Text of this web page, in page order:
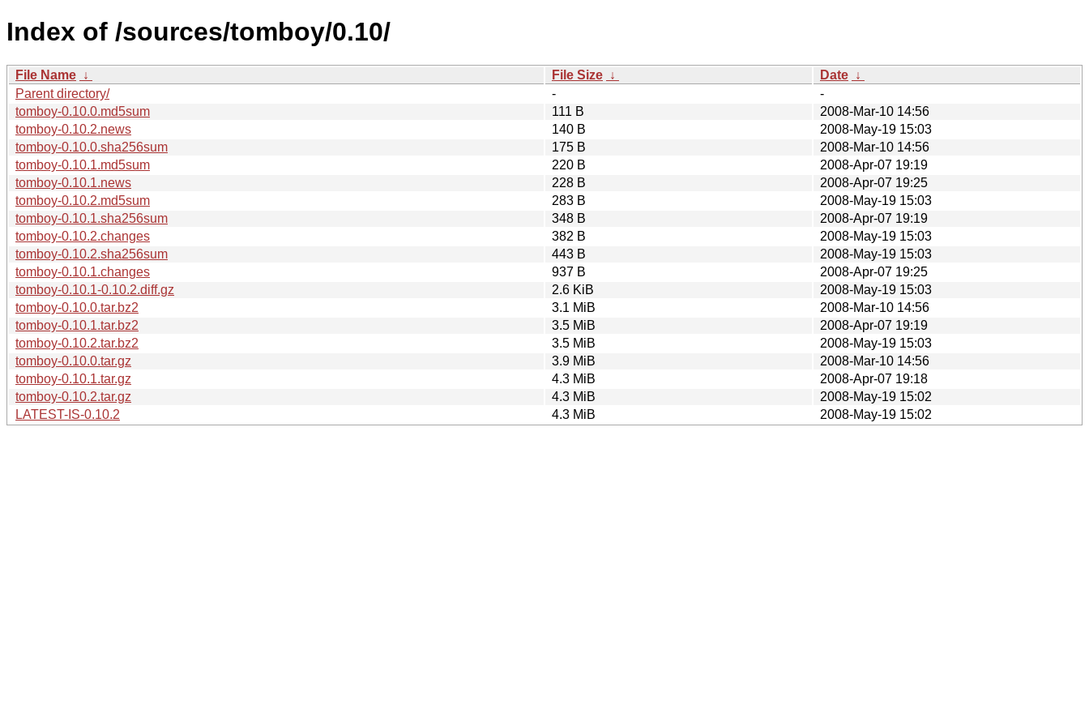
Index of /sources/tomboy/0.10/
File Name ↓ File Size ↓ Date ↓
Parent directory/
-
-
tomboy-0.10.0.md5sum
111 B
2008-Mar-10 14:56
tomboy-0.10.2.news
140 B
2008-May-19 15:03
tomboy-0.10.0.sha256sum
175 B
2008-Mar-10 14:56
tomboy-0.10.1.md5sum
220 B
2008-Apr-07 19:19
tomboy-0.10.1.news
228 B
2008-Apr-07 19:25
tomboy-0.10.2.md5sum
283 B
2008-May-19 15:03
tomboy-0.10.1.sha256sum
348 B
2008-Apr-07 19:19
tomboy-0.10.2.changes
382 B
2008-May-19 15:03
tomboy-0.10.2.sha256sum
443 B
2008-May-19 15:03
tomboy-0.10.1.changes
937 B
2008-Apr-07 19:25
tomboy-0.10.1-0.10.2.diff.gz
2.6 KiB
2008-May-19 15:03
tomboy-0.10.0.tar.bz2
3.1 MiB
2008-Mar-10 14:56
tomboy-0.10.1.tar.bz2
3.5 MiB
2008-Apr-07 19:19
tomboy-0.10.2.tar.bz2
3.5 MiB
2008-May-19 15:03
tomboy-0.10.0.tar.gz
3.9 MiB
2008-Mar-10 14:56
tomboy-0.10.1.tar.gz
4.3 MiB
2008-Apr-07 19:18
tomboy-0.10.2.tar.gz
4.3 MiB
2008-May-19 15:02
LATEST-IS-0.10.2
4.3 MiB 2008-May-19 15:02